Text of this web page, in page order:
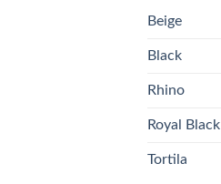
Beige
Black
Rhino
Royal Black
Tortila